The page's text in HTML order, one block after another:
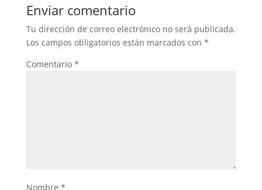
Enviar comentario
Tu dirección de correo electrónico no será publicada.
Los campos obligatorios están marcados con *
Comentario *
Nombre *